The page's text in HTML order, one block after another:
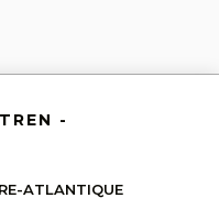
-
ATLANTIQUE